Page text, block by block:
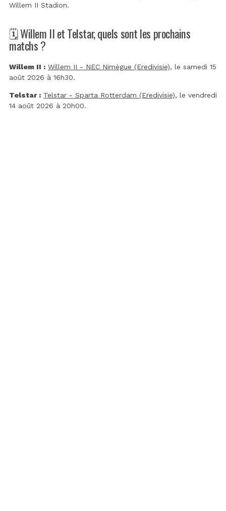
Willem II Stadion.
🗓️ Willem II et Telstar, quels sont les prochains
matchs ?
Willem II : Willem II - NEC Nimègue (Eredivisie), le samedi 15
août 2026 à 16h30.
Telstar : Telstar - Sparta Rotterdam (Eredivisie), le vendredi
14 août 2026 à 20h00.